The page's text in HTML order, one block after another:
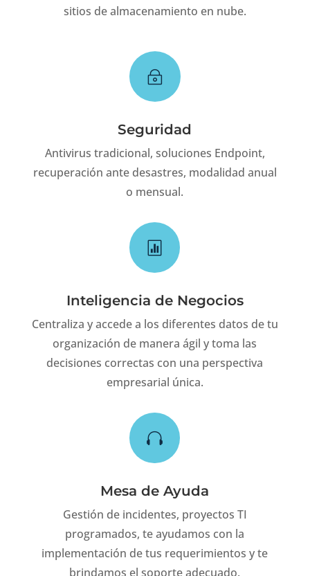
sitios de almacenamiento en nube.
~
Seguridad
Antivirus tradicional, soluciones Endpoint,
recuperación ante desastres, modalidad anual
o mensual.

Inteligencia de Negocios
Centraliza y accede a los diferentes datos de tu
organización de manera ágil y toma las
decisiones correctas con una perspectiva
empresarial única.

Mesa de Ayuda
Gestión de incidentes, proyectos TI
programados, te ayudamos con la
implementación de tus requerimientos y te
brindamos el soporte adecuado.